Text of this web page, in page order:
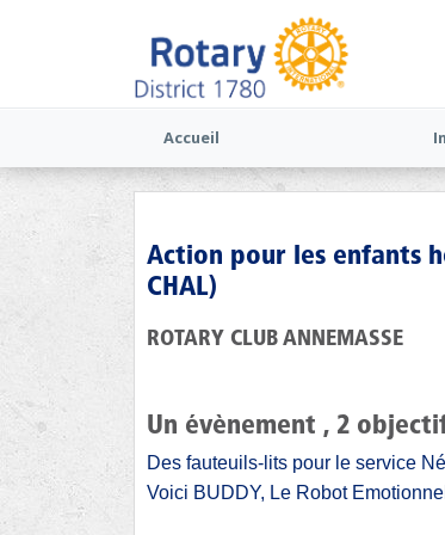
Accueil
Action pour les enfants
CHAL)
ROTARY CLUB ANNEMASSE
Un évènement , 2
Des fauteuils-lits pour le service
Voici BUDDY, Le Robot Emotionnel